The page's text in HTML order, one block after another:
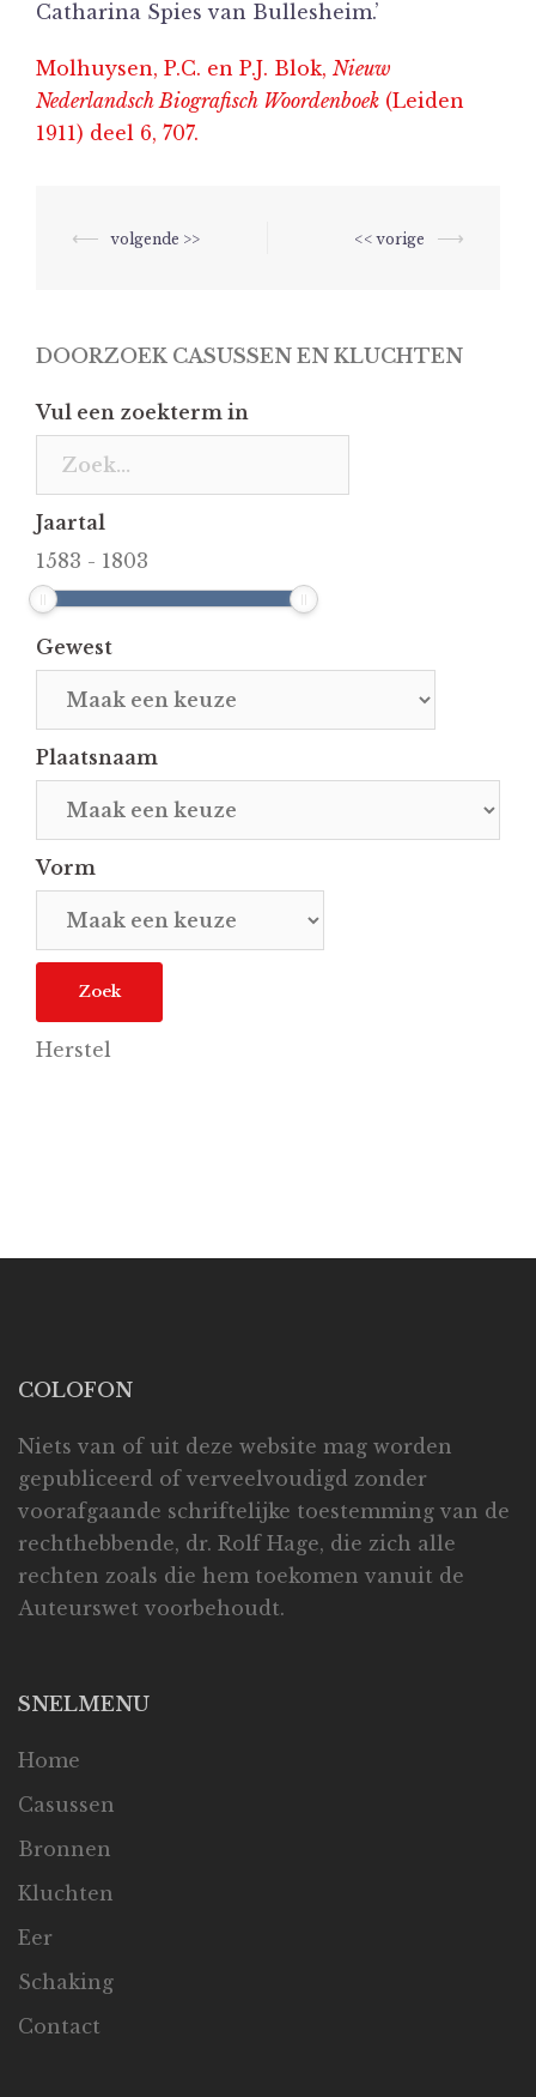
Catharina Spies van Bullesheim.’
Molhuysen, P.C. en P.J. Blok, Nieuw
Nederlandsch Biografisch Woordenboek (Leiden
1911) deel 6, 707.
Berichtnavigatie
⟵ ⟶
DOORZOEK CASUSSEN EN KLUCHTEN
Vul een zoekterm in
Jaartal
1583 - 1803
Gewest
Plaatsnaam
Vorm
Herstel
COLOFON
Niets van of uit deze website mag worden
gepubliceerd of verveelvoudigd zonder
voorafgaande schriftelijke toestemming van de
rechthebbende, dr. Rolf Hage, die zich alle
rechten zoals die hem toekomen vanuit de
Auteurswet voorbehoudt.
SNELMENU
Home
Casussen
Bronnen
Kluchten
Eer
Schaking
Contact